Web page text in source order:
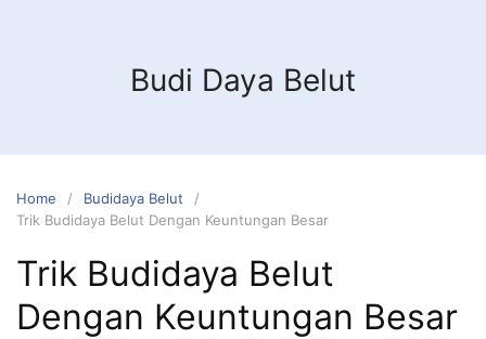
Budi Daya Belut
Home
Budidaya Belut
Trik Budidaya Belut Dengan Keuntungan Besar
Trik Budidaya Belut
Dengan Keuntungan Besar